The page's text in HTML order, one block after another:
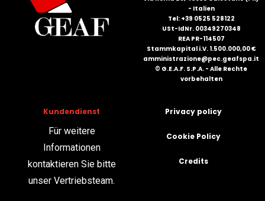
- Italien
Tel: +39 0525 528122
USt-IdNr. 00349270348
REA PR-114507
Stammkapital i.V. 1.500.000,00 €
amministrazione@pec.geafspa.it
© G.E.A.F. S.P.A. - Alle Rechte
vorbehalten
Kundendienst
Für weitere
Informationen
kontaktieren Sie bitte
unser Vertriebsteam.
Privacy policy
Cookie Policy
Credits